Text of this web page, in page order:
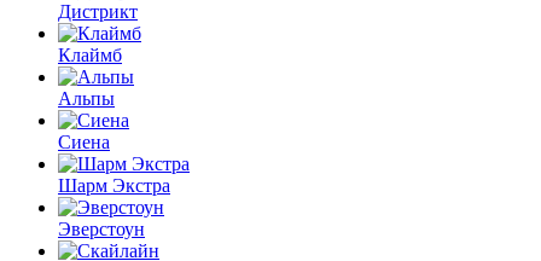
Дистрикт
Клаймб
Альпы
Сиена
Шарм Экстра
Эверстоун